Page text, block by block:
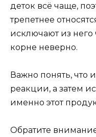
деток всё чаще,
трепетнее
исключают из него
корне неверно.
Важно понять, что
реакции, а затем
именно этот
Обратите